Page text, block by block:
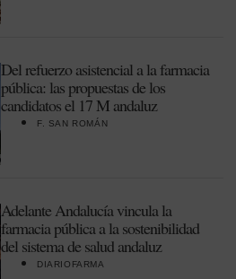
Del refuerzo asistencial a la farmacia
pública: las propuestas de los
candidatos el 17 M andaluz
F. SAN ROMÁN
Adelante Andalucía vincula la
farmacia pública a la sostenibilidad
del sistema de salud andaluz
DIARIOFARMA